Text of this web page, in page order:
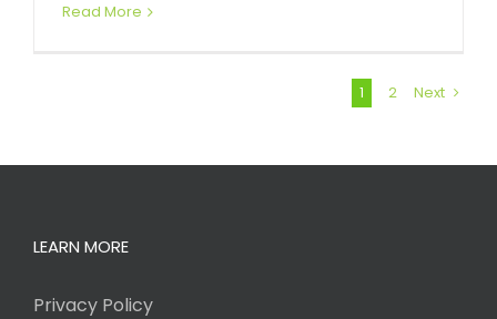
Read More
1 2 Next
LEARN MORE
Privacy Policy